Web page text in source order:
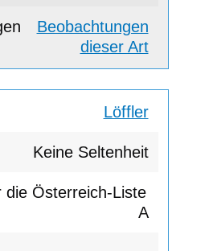
Beobachtungen
dieser Art
Löffler
Keine Seltenheit
A